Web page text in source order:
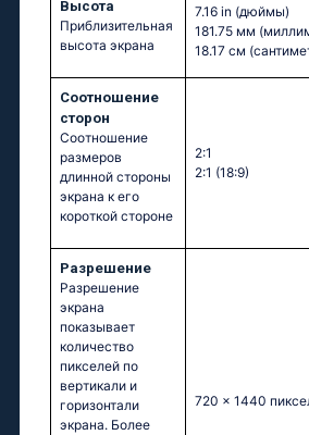
Высота
Приблизительная
высота экрана
7.16 in (дюймы)
181.75 мм
18.17 см
Соотношение
сторон
Соотношение
размеров
длинной стороны
экрана к его
короткой стороне
2:1
2:1 (18:9)
Разрешение
Разрешение
экрана
показывает
количество
пикселей по
вертикали и
горизонтали
экрана. Более
720 x 1440